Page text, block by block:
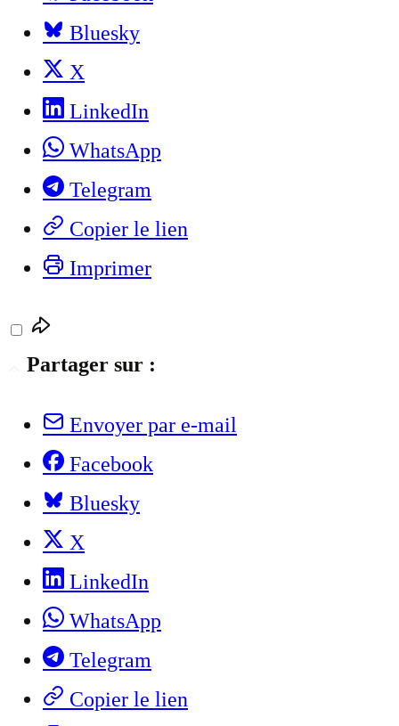
Bluesky
X
LinkedIn
WhatsApp
Telegram
Copier le lien
Imprimer
Partager sur :
Envoyer par e-mail
Facebook
Bluesky
X
LinkedIn
WhatsApp
Telegram
Copier le lien